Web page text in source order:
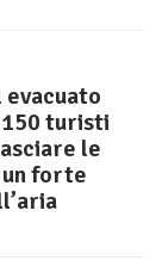
evacuato
turisti
le
forte